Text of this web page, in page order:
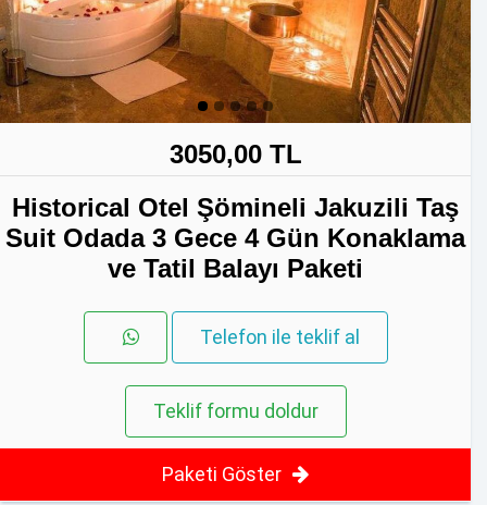
3050,00 TL
Historical Otel Şömineli Jakuzili Taş
Suit Odada 3 Gece 4 Gün Konaklama
ve Tatil Balayı Paketi
Telefon ile teklif al
Teklif formu doldur
Paketi Göster